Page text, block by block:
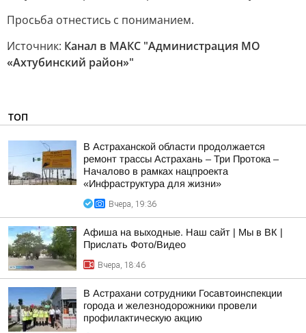
Просьба отнестись с пониманием.
Источник: Канал в МАКС "Администрация МО
«Ахтубинский район»"
ТОП
В Астраханской области продолжается
ремонт трассы Астрахань – Три Протока –
Началово в рамках нацпроекта
«Инфраструктура для жизни»
Вчера, 19:36
Афиша на выходные. Наш сайт | Мы в ВК |
Прислать Фото/Видео
Вчера, 18:46
В Астрахани сотрудники Госавтоинспекции
города и железнодорожники провели
профилактическую акцию